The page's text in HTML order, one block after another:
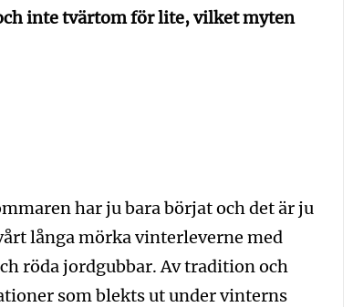
inte tvärtom för lite, vilket myten
har ju bara börjat och det är ju
långa mörka vinterleverne med
röda jordgubbar. Av tradition och
som blekts ut under vinterns